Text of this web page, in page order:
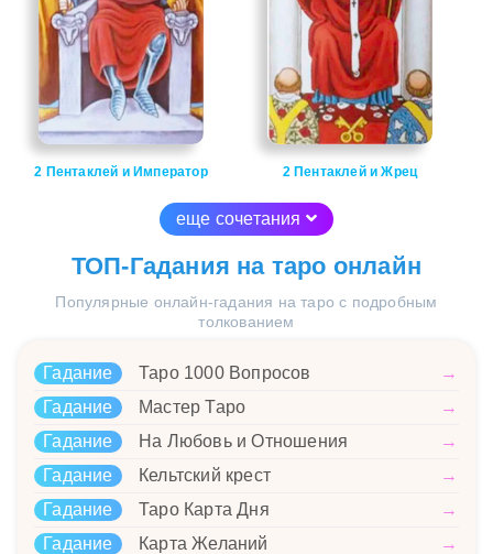
2 Пентаклей и Император 2 Пентаклей и Жрец
еще сочетания
ТОП-Гадания на таро онлайн
Популярные онлайн-гадания на таро с подробным
толкованием
Гадание Таро 1000 Вопросов
→
Гадание
Мастер Таро
→
Гадание
На Любовь и Отношения
→
Гадание
Кельтский крест
→
Гадание
Таро Карта Дня
→
Гадание
Карта Желаний →